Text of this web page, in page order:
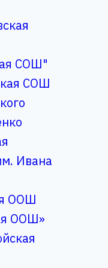
СОШ"
СОШ
Ивана
ООШ
ООШ»